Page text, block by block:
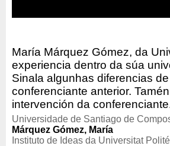
María Márquez Gómez, da
experiencia dentro da súa
Sinala algunhas diferencias
conferenciante anterior.
intervención da
Universidade de Santiago de
Márquez Gómez, María
Instituto de Ideas da Universitat